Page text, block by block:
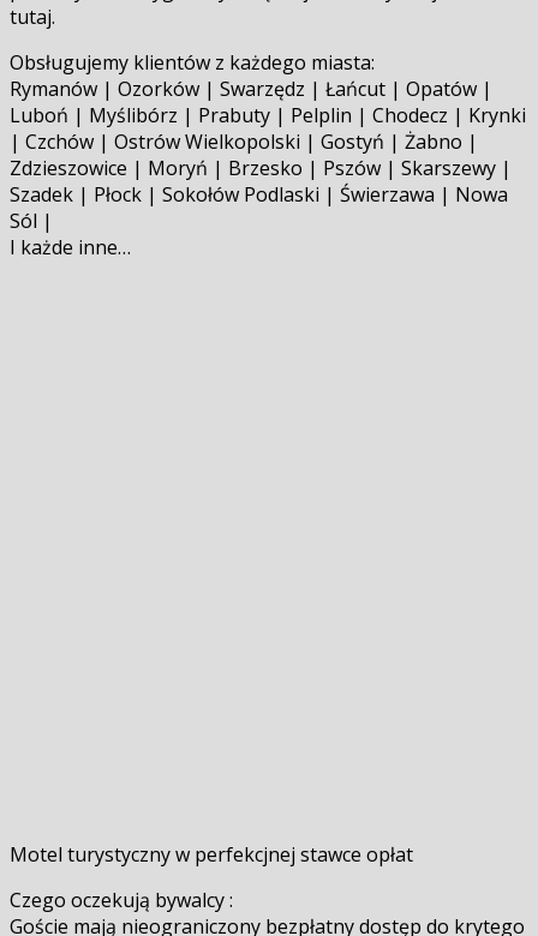
tutaj.
Obsługujemy klientów z każdego miasta:
Rymanów | Ozorków | Swarzędz | Łańcut | Opatów |
Luboń | Myślibórz | Prabuty | Pelplin | Chodecz | Krynki
| Czchów | Ostrów Wielkopolski | Gostyń | Żabno |
Zdzieszowice | Moryń | Brzesko | Pszów | Skarszewy |
Szadek | Płock | Sokołów Podlaski | Świerzawa | Nowa
Sól |
I każde inne…
Motel turystyczny w perfekcjnej stawce opłat
Czego oczekują bywalcy :
Goście mają nieograniczony bezpłatny dostęp do krytego